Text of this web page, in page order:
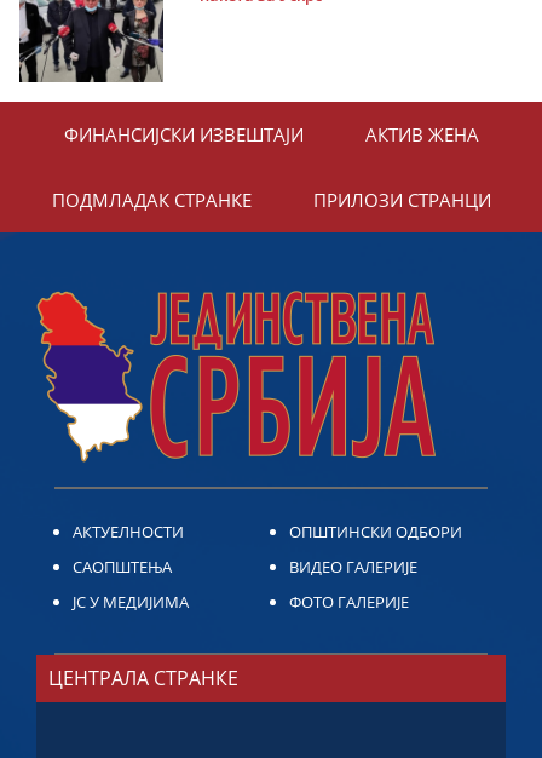
ФИНАНСИЈСКИ ИЗВЕШТАЈИ АКТИВ ЖЕНА
ПОДМЛАДАК СТРАНКЕ ПРИЛОЗИ СТРАНЦИ
АКТУЕЛНОСТИ
САОПШТЕЊА
ЈС У МЕДИЈИМА
ОПШТИНСКИ ОДБОРИ
ВИДЕО ГАЛЕРИЈЕ
ФОТО ГАЛЕРИЈЕ
ЦЕНТРАЛА СТРАНКЕ